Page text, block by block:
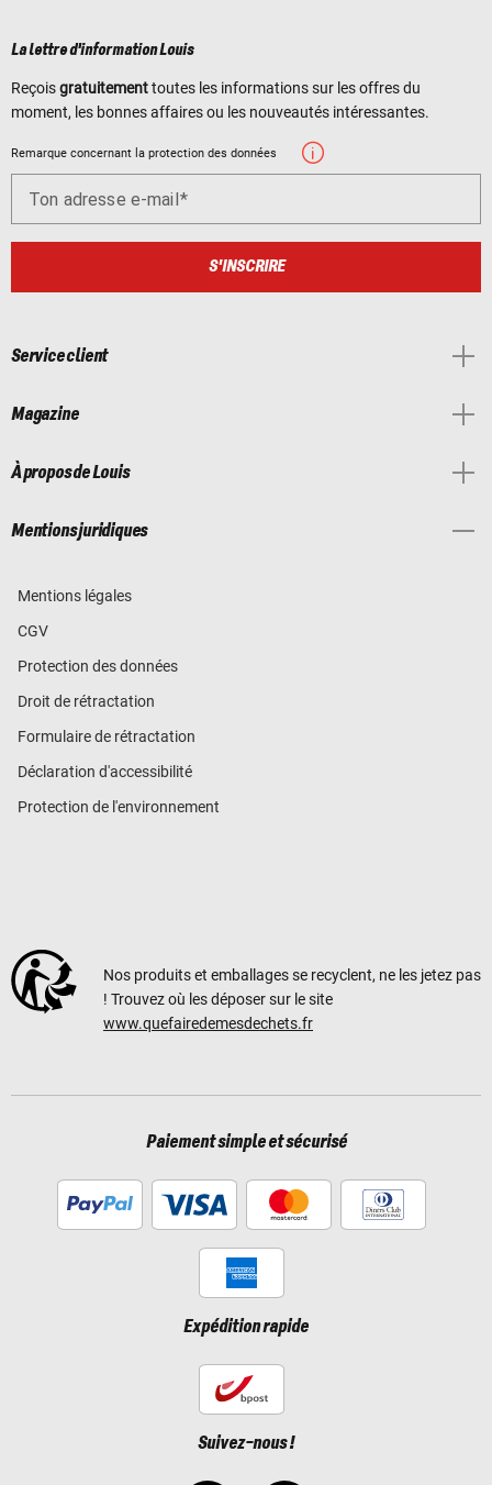
La lettre d'information Louis
Reçoisgratuitementtoutes les informations sur les offres du
moment, les bonnes affaires ou les nouveautés intéressantes.
Remarque concernant la protection des données
Ton adresse e-mail
S'INSCRIRE
Service client
Magazine
À propos de Louis
Mentions juridiques
Mentions légales
CGV
Protection des données
Droit de rétractation
Formulaire de rétractation
Déclaration d'accessibilité
Protection de l'environnement
Nos produits et emballages se recyclent, ne les jetez pas
! Trouvez où les déposer sur le site
www.quefairedemesdechets.fr
Paiement simple et sécurisé
Expédition rapide
Suivez-nous !